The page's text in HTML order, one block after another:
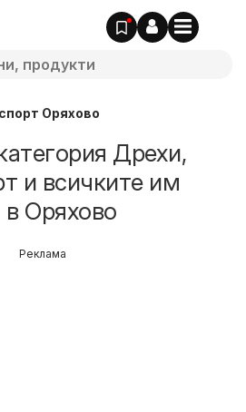
Оряхово
Дрехи,
и всичките им
Оряхово
Реклама